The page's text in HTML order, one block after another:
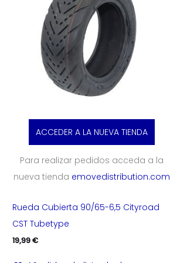
ACCEDER A LA NUEVA TIENDA
Para realizar pedidos acceda a la
nueva tienda emovedistribution.com
Rueda Cubierta 90/65-6,5 Cityroad
CST Tubetype
19,99€